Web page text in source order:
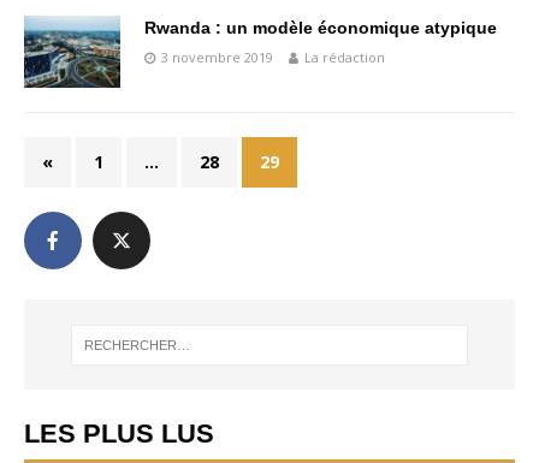
Rwanda : un modèle économique atypique
3 novembre 2019 La rédaction
« 1 … 28 29
LES PLUS LUS